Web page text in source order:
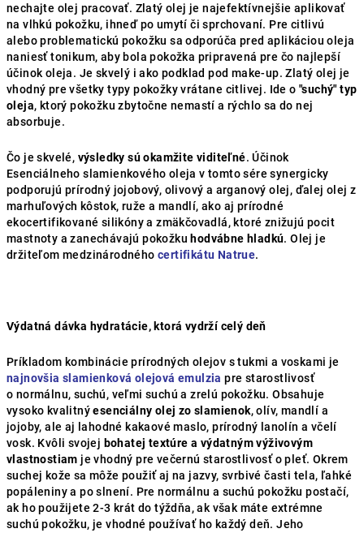
nechajte olej pracovať. Zlatý olej je najefektívnejšie aplikovať
na vlhkú pokožku, ihneď po umytí či sprchovaní. Pre citlivú
alebo problematickú pokožku sa odporúča pred aplikáciou oleja
naniesť tonikum, aby bola pokožka pripravená pre čo najlepší
účinok oleja. Je skvelý i ako podklad pod make-up. Zlatý olej je
vhodný pre všetky typy pokožky vrátane citlivej. Ide o "suchý" typ
oleja, ktorý pokožku zbytočne nemastí a rýchlo sa do nej
absorbuje.
Čo je skvelé, výsledky sú okamžite viditeľné. Účinok
Esenciálneho slamienkového oleja v tomto sére synergicky
podporujú prírodný jojobový, olivový a arganový olej, ďalej olej z
marhuľových kôstok, ruže a mandlí, ako aj prírodné
ekocertifikované silikóny a zmäkčovadlá, ktoré znižujú pocit
mastnoty a zanechávajú pokožku hodvábne hladkú. Olej je
držiteľom medzinárodného certifikátu Natrue.
Výdatná dávka hydratácie, ktorá vydrží celý deň
Príkladom kombinácie prírodných olejov s tukmi a voskami je
najnovšia slamienková olejová emulzia pre starostlivosť
o normálnu, suchú, veľmi suchú a zrelú pokožku. Obsahuje
vysoko kvalitnýesenciálny olej zo slamienok, olív, mandlí a
jojoby, ale aj lahodné kakaové maslo, prírodný lanolín a včelí
vosk. Kvôli svojej bohatej textúre a výdatným výživovým
vlastnostiam je vhodný pre večernú starostlivosť o pleť. Okrem
suchej kože sa môže použiť aj na jazvy, svrbivé časti tela, ľahké
popáleniny a po slnení. Pre normálnu a suchú pokožku postačí,
ak ho použijete 2-3 krát do týždňa, ak však máte extrémne
suchú pokožku, je vhodné používať ho každý deň. Jeho